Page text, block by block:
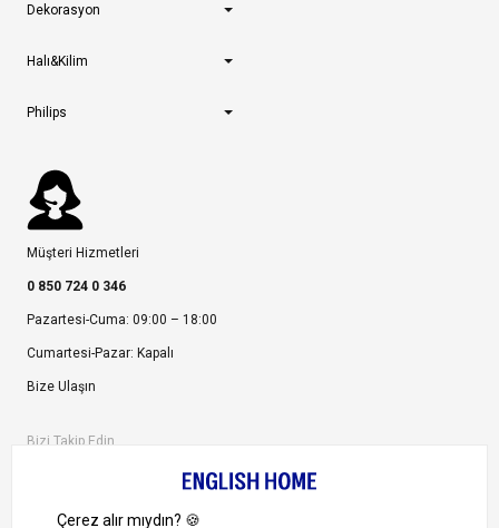
Dekorasyon
Halı&Kilim
Philips
Müşteri Hizmetleri
0 850 724 0 346
Pazartesi-Cuma: 09:00 – 18:00
Cumartesi-Pazar: Kapalı
Bize Ulaşın
Bizi Takip Edin